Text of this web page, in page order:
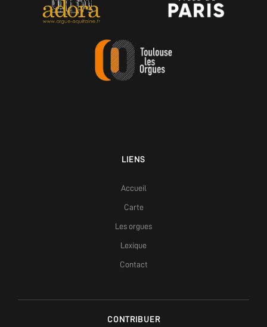
LIENS
Accueil
Carte
Les orgues
Lexique
Contact
CONTRIBUER